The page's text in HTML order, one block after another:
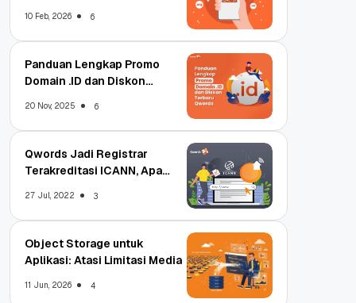
10 Feb, 2026 6
Panduan Lengkap Promo
Domain .ID dan Diskon
20 Nov, 2025 6
Qwords Jadi Registrar
Terakreditasi ICANN, Apa
27 Jul, 2022 3
Object Storage untuk
Aplikasi: Atasi Limitasi Media
11 Jun, 2026 4